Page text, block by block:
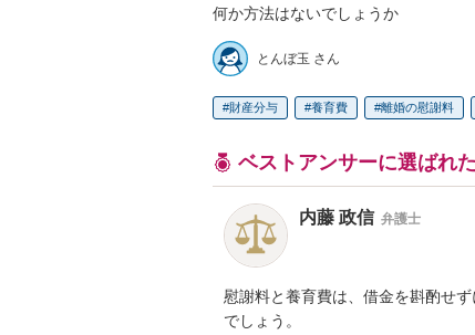
何か方法はないでしょうか
とんぼ玉 さん
財産分与 養育費 離婚の慰謝料
ベストアンサーに選ばれ
内藤 政信 弁護士
慰謝料と養育費は、借金を斟酌せ
でしょう。